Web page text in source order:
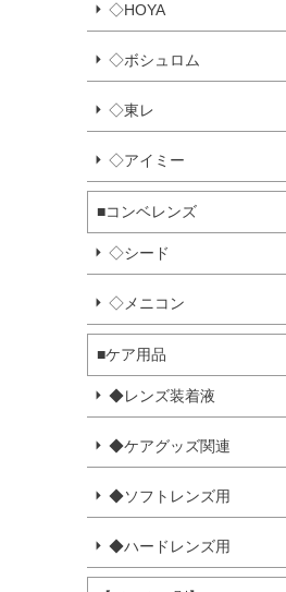
◇HOYA
◇ボシュロム
◇東レ
◇アイミー
■コンベレンズ
◇シード
◇メニコン
■ケア用品
◆レンズ装着液
◆ケアグッズ関連
◆ソフトレンズ用
◆ハードレンズ用